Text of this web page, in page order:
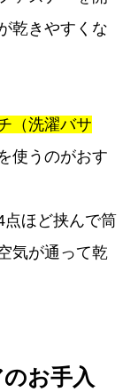
乾きやすくな
（洗濯バサ
使うのがおす
ほど挟んで筒
気が通って乾
お手入